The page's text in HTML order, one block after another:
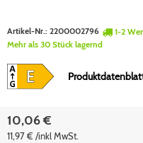
Artikel-Nr.: 2200002796
1-2
Mehr als 30 Stück lagernd
10,06 €
11,97 € /inkl MwSt.